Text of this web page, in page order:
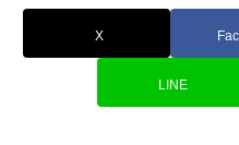
X
LINE